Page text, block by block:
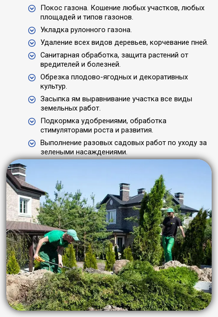
Покос газона. Кошение любых участков, любых
площадей и типов газонов.
Укладка рулонного газона.
Удаление всех видов деревьев, корчевание пней.
Санитарная обработка, защита растений от
вредителей и болезней.
Обрезка плодово-ягодных и декоративных
культур.
Засыпка ям выравнивание участка все виды
земельных работ.
Подкормка удобрениями, обработка
стимуляторами роста и развития.
Выполнение разовых садовых работ по уходу за
зелеными насаждениями.